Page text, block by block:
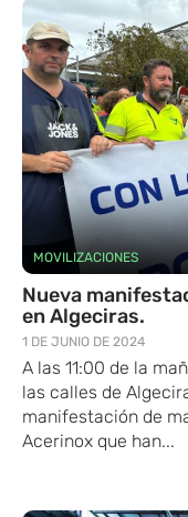
MOVILIZACIONES
Nueva
en Algeciras.
1 DE JUNIO DE 2024
A las 11:00 de la
las calles de
manifestación de
Acerinox que han...